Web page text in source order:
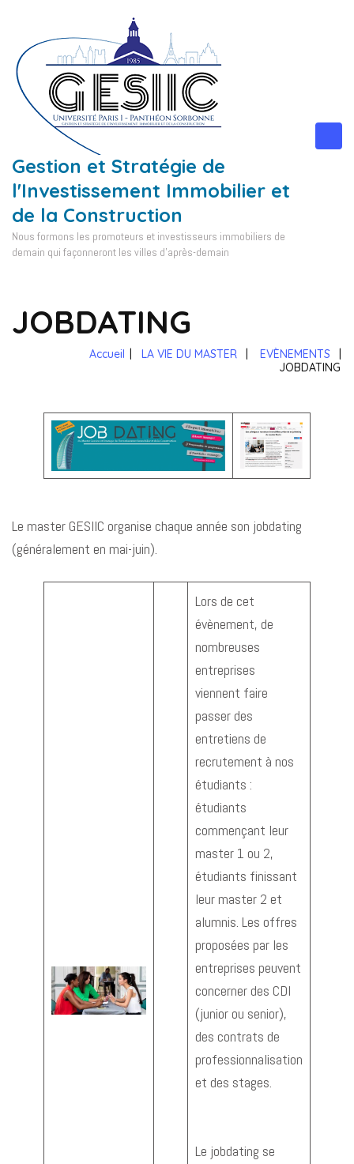
contenu
(Pressez
Entrée)
Gestion et Stratégie de
l'Investissement Immobilier et
de la Construction
Nous formons les promoteurs et investisseurs immobiliers de
demain qui façonneront les villes d'après-demain
JOBDATING
Accueil LA VIE DU MASTER EVÈNEMENTS
JOBDATING
Le master GESIIC organise chaque année son jobdating
(généralement en mai-juin).
Lors de cet
évènement, de
nombreuses
entreprises
viennent faire
passer des
entretiens de
recrutement à nos
étudiants :
étudiants
commençant leur
master 1 ou 2,
étudiants finissant
leur master 2 et
alumnis. Les offres
proposées par les
entreprises peuvent
concerner des CDI
(junior ou senior),
des contrats de
professionnalisation
et des stages.
Le jobdating se